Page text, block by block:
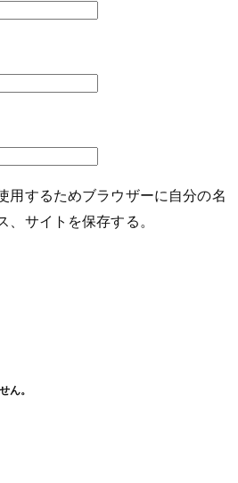
用するためブラウザーに自分の名
サイトを保存する。
ん。